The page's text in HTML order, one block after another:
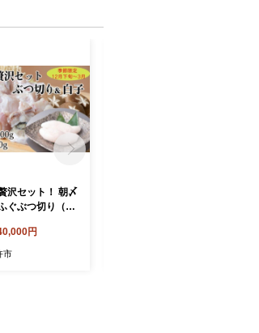
沢セット！ 朝〆
ぐぶつ切り（約6
蔵］木梨ふぐ
円
市